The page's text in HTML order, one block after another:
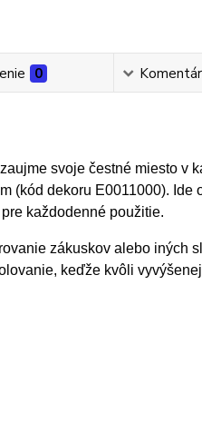
0
svoje čestné miesto v
(kód dekoru E0011000).
každodenné použitie.
zákuskov alebo iných
keďže kvôli